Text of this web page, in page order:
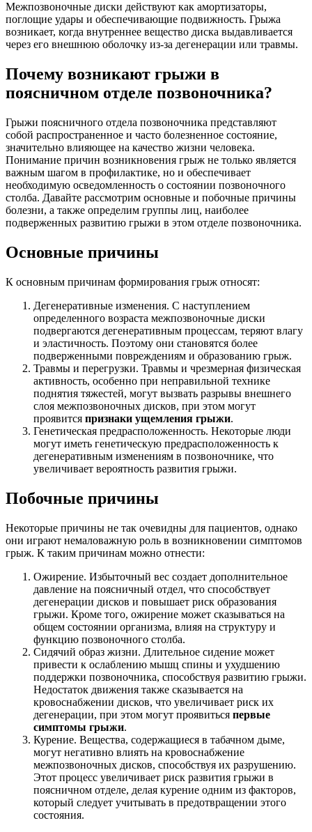
Межпозвоночные диски действуют как амортизаторы,
поглощие удары и обеспечивающие подвижность. Грыжа
возникает, когда внутреннее вещество диска выдавливается
через его внешнюю оболочку из-за дегенерации или травмы.
Почему возникают грыжи в
поясничном отделе позвоночника?
Грыжи поясничного отдела позвоночника представляют
собой распространенное и часто болезненное состояние,
значительно влияющее на качество жизни человека.
Понимание причин возникновения грыж не только является
важным шагом в профилактике, но и обеспечивает
необходимую осведомленность о состоянии позвоночного
столба. Давайте рассмотрим основные и побочные причины
болезни, а также определим группы лиц, наиболее
подверженных развитию грыжи в этом отделе позвоночника.
Основные причины
К основным причинам формирования грыж относят:
Дегенеративные изменения. С наступлением
определенного возраста межпозвоночные диски
подвергаются дегенеративным процессам, теряют влагу
и эластичность. Поэтому они становятся более
подверженными повреждениям и образованию грыж.
Травмы и перегрузки. Травмы и чрезмерная физическая
активность, особенно при неправильной технике
поднятия тяжестей, могут вызвать разрывы внешнего
слоя межпозвоночных дисков, при этом могут
проявится признаки ущемления грыжи.
Генетическая предрасположенность. Некоторые люди
могут иметь генетическую предрасположенность к
дегенеративным изменениям в позвоночнике, что
увеличивает вероятность развития грыжи.
Побочные причины
Некоторые причины не так очевидны для пациентов, однако
они играют немаловажную роль в возникновении симптомов
грыж. К таким причинам можно отнести:
Ожирение. Избыточный вес создает дополнительное
давление на поясничный отдел, что способствует
дегенерации дисков и повышает риск образования
грыжи. Кроме того, ожирение может сказываться на
общем состоянии организма, влияя на структуру и
функцию позвоночного столба.
Сидячий образ жизни. Длительное сидение может
привести к ослаблению мышц спины и ухудшению
поддержки позвоночника, способствуя развитию грыжи.
Недостаток движения также сказывается на
кровоснабжении дисков, что увеличивает риск их
дегенерации, при этом могут проявиться первые
симптомы грыжи.
Курение. Вещества, содержащиеся в табачном дыме,
могут негативно влиять на кровоснабжение
межпозвоночных дисков, способствуя их разрушению.
Этот процесс увеличивает риск развития грыжи в
поясничном отделе, делая курение одним из факторов,
который следует учитывать в предотвращении этого
состояния.